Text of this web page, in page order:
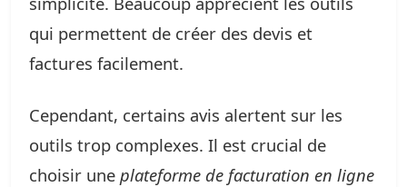
qui permettent de créer des devis et
factures facilement.
Cependant, certains avis alertent sur les
outils trop complexes. Il est crucial de
choisir une plateforme de facturation en ligne